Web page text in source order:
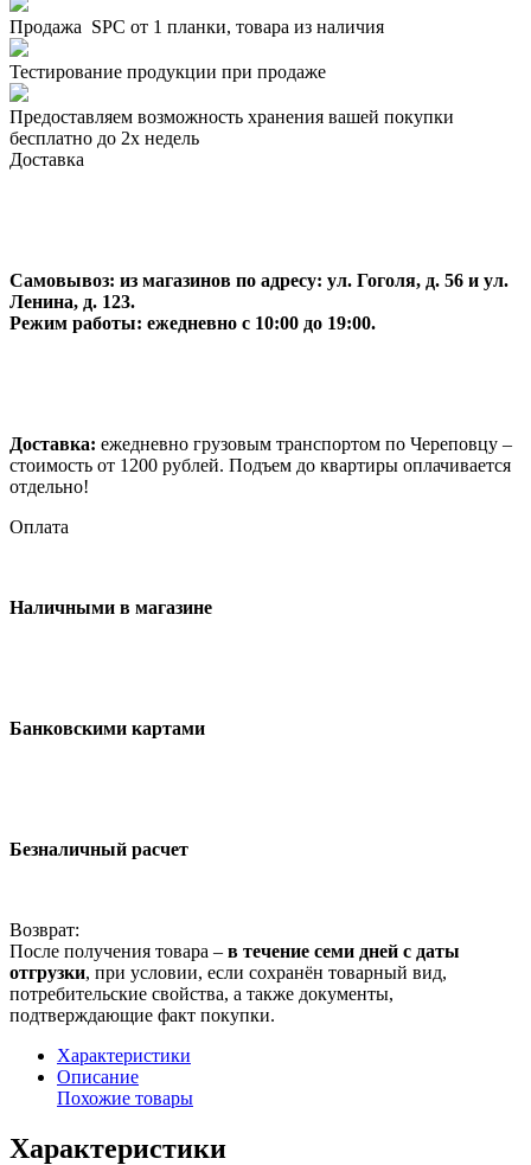
Продажа SPC от 1 планки, товара из наличия
Тестирование продукции при продаже
Предоставляем возможность хранения вашей покупки
бесплатно до 2х недель
Доставка
Самовывоз: из магазинов по адресу: ул. Гоголя, д. 56 и ул.
Ленина, д. 123.
Режим работы: ежедневно с 10:00 до 19:00.
Доставка: ежедневно грузовым транспортом по Череповцу –
стоимость от 1200 рублей. Подъем до квартиры оплачивается
отдельно!
Оплата
Наличными в магазине
Банковскими картами
Безналичный расчет
Возврат:
После получения товара – в течение семи дней с даты
отгрузки, при условии, если сохранён товарный вид,
потребительские свойства, а также документы,
подтверждающие факт покупки.
Характеристики
Описание
Похожие товары
Характеристики